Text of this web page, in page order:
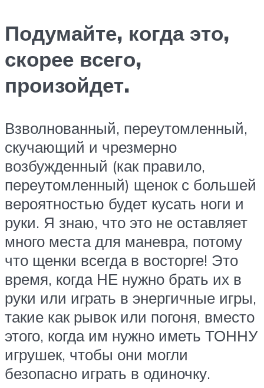
Подумайте, когда это,
скорее всего,
произойдет.
Взволнованный, переутомленный,
скучающий и чрезмерно
возбужденный (как правило,
переутомленный) щенок с большей
вероятностью будет кусать ноги и
руки. Я знаю, что это не оставляет
много места для маневра, потому
что щенки всегда в восторге! Это
время, когда НЕ нужно брать их в
руки или играть в энергичные игры,
такие как рывок или погоня, вместо
этого, когда им нужно иметь ТОННУ
игрушек, чтобы они могли
безопасно играть в одиночку.